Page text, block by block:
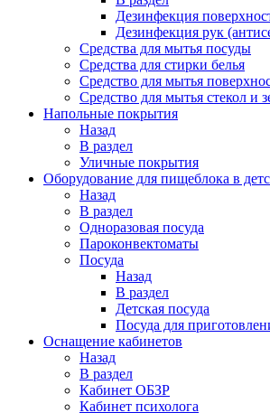
Дезинфекция
Дезинфекция рук
Средства для мытья посуды
Средства для стирки белья
Средство для мытья
Средство для мытья стекол и
Напольные покрытия
Назад
В раздел
Уличные покрытия
Оборудование для пищеблока в
Назад
В раздел
Одноразовая посуда
Пароконвектоматы
Посуда
Назад
В раздел
Детская посуда
Посуда для
Оснащение кабинетов
Назад
В раздел
Кабинет ОБЗР
Кабинет психолога